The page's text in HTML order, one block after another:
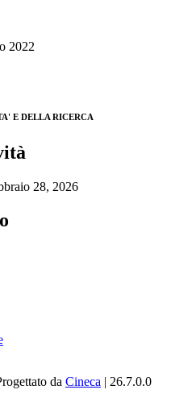
2022
E DELLA RICERCA
28, 2026
da Cineca | 26.7.0.0